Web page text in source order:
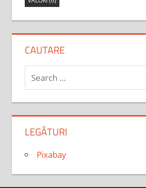
CAUTARE
LEGĂTURI
Pixabay